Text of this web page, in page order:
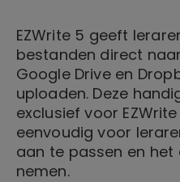
EZWrite 5 geeft
bestanden direct
Google Drive en
uploaden. Deze
exclusief voor
eenvoudig voor
aan te passen en
nemen.